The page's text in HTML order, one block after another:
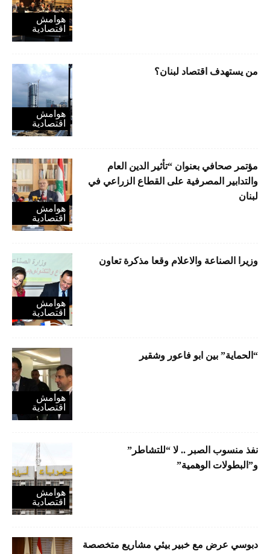
هوامش
اقتصادية
هوامش
اقتصادية
من يستهدف اقتصاد لبنان؟
هوامش
اقتصادية
مؤتمر صحافي بعنوان “تأثير الدين العام
والتدابير المصرفية على القطاع الزراعي في
لبنان
هوامش
اقتصادية
وزيرا الصناعة والاعلام وقعا مذكرة تعاون
هوامش
اقتصادية
“الحماية” بين ابو فاعور وشقير
هوامش
اقتصادية
نفذ منسوب الصبر .. لا “للتشاطر”
و”البطولات الوهمية”
دبوسي عرض مع خبير بيئي مشاريع متخصصة